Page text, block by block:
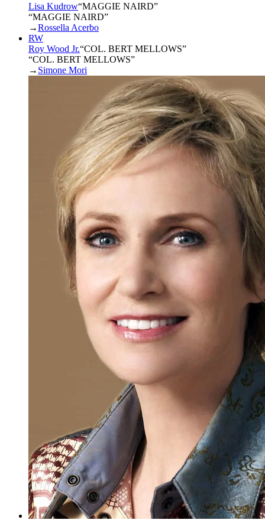
Lisa Kudrow“MAGGIE NAIRD”
“MAGGIE NAIRD”
→Rossella Acerbo
RW
Roy Wood Jr.“COL. BERT MELLOWS”
“COL. BERT MELLOWS”
→ Simone Mori